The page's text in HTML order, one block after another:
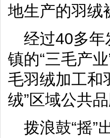
地生产的羽绒
经过40多年
镇的“三毛产
毛羽绒加工和
绒”区域公共
拨浪鼓“摇”